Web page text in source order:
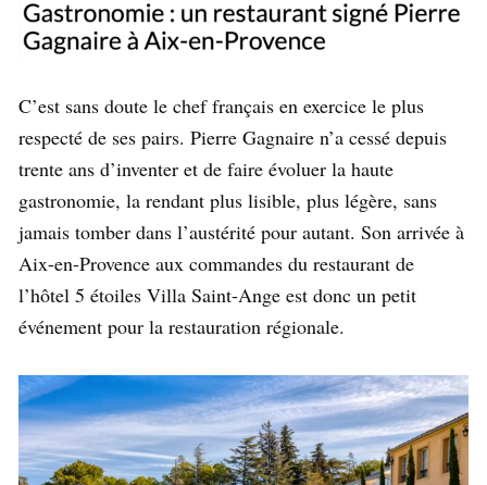
C’est sans doute le chef français en exercice le plus
respecté de ses pairs. Pierre Gagnaire n’a cessé depuis
trente ans d’inventer et de faire évoluer la haute
gastronomie, la rendant plus lisible, plus légère, sans
jamais tomber dans l’austérité pour autant. Son arrivée à
Aix-en-Provence aux commandes du restaurant de
l’hôtel 5 étoiles Villa Saint-Ange est donc un petit
événement pour la restauration régionale.